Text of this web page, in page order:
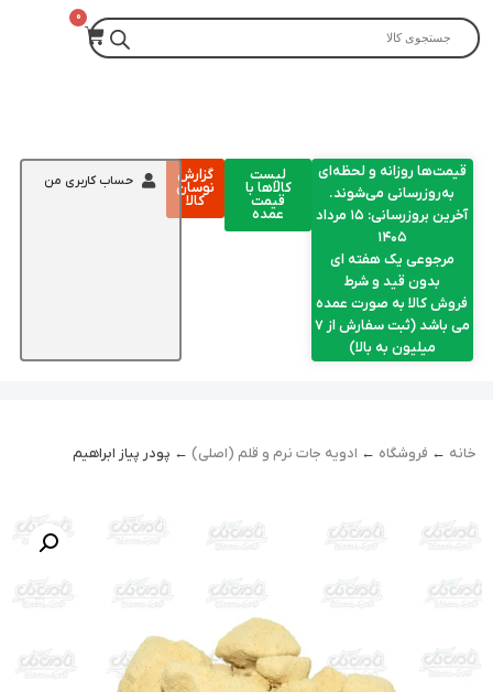
قیمت‌ها روزانه و لحظه‌ای
به‌روزرسانی می‌شوند.
آخرین بروزرسانی: ۱۵ مرداد
۱۴۰۵
مرجوعی یک هفته ای
بدون قید و شرط
فروش کالا به صورت عمده
می باشد (ثبت سفارش از 7
میلیون به بالا)
لیست
کالاها با
قیمت
عمده
گزارش
نوسان
کالا
حساب کاربری من
خانه ← فروشگاه ← ادویه جات نرم و قلم (اصلی) ← پودر پیاز ابراهیم